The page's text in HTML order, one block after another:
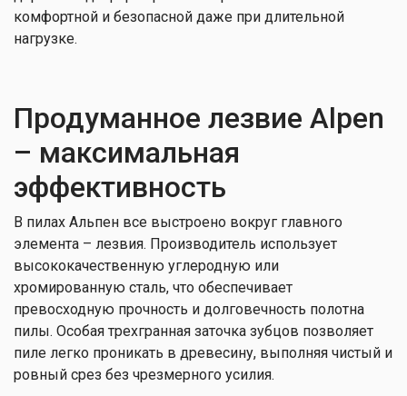
комфортной и безопасной даже при длительной
нагрузке.
Продуманное лезвие Alpen
– максимальная
эффективность
В пилах Альпен все выстроено вокруг главного
элемента – лезвия. Производитель использует
высококачественную углеродную или
хромированную сталь, что обеспечивает
превосходную прочность и долговечность полотна
пилы. Особая трехгранная заточка зубцов позволяет
пиле легко проникать в древесину, выполняя чистый и
ровный срез без чрезмерного усилия.